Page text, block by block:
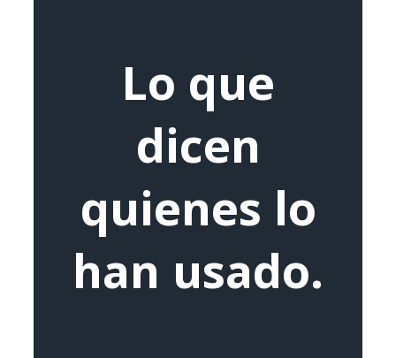
Lo que
dicen
quienes lo
han usado.